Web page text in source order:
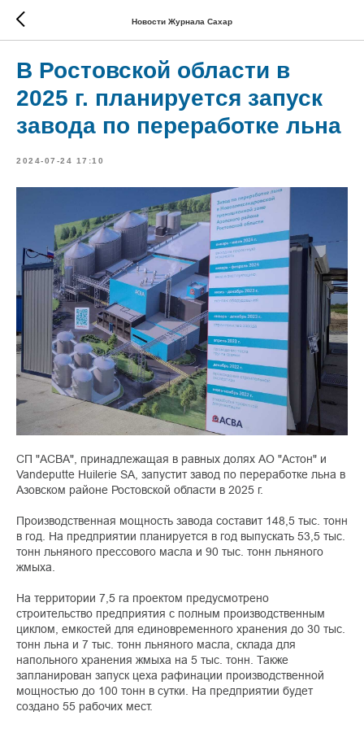
Новости Журнала Сахар
В Ростовской области в
2025 г. планируется запуск
завода по переработке льна
2024-07-24 17:10
СП "АСВА", принадлежащая в равных долях АО "Астон" и
Vandeputte Huilerie SA, запустит завод по переработке льна в
Азовском районе Ростовской области в 2025 г.
Производственная мощность завода составит 148,5 тыс. тонн
в год. На предприятии планируется в год выпускать 53,5 тыс.
тонн льняного прессового масла и 90 тыс. тонн льняного
жмыха.
На территории 7,5 га проектом предусмотрено
строительство предприятия с полным производственным
циклом, емкостей для единовременного хранения до 30 тыс.
тонн льна и 7 тыс. тонн льняного масла, склада для
напольного хранения жмыха на 5 тыс. тонн. Также
запланирован запуск цеха рафинации производственной
мощностью до 100 тонн в сутки. На предприятии будет
создано 55 рабочих мест.